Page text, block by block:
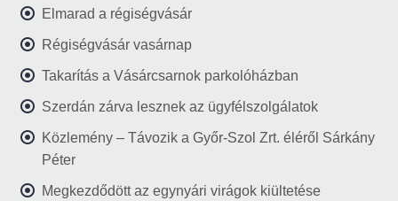
Elmarad a régiségvásár
Régiségvásár vasárnap
Takarítás a Vásárcsarnok parkolóházban
Szerdán zárva lesznek az ügyfélszolgálatok
Közlemény – Távozik a Győr-Szol Zrt. éléről Sárkány
Péter
Megkezdődött az egynyári virágok kiültetése